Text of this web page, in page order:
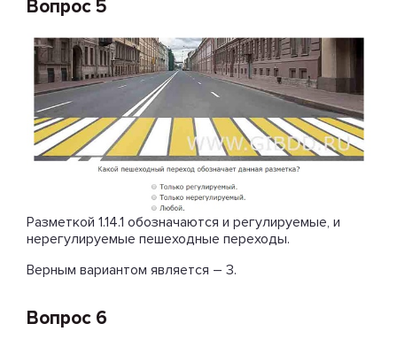
Вопрос 5
Разметкой 1.14.1 обозначаются и регулируемые, и
нерегулируемые пешеходные переходы.
Верным вариантом является – 3.
Вопрос 6